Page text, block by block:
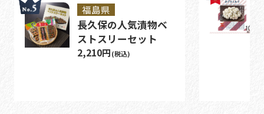
福島県
長久保の人気漬物ベ
ストスリーセット
2,210円(税込)